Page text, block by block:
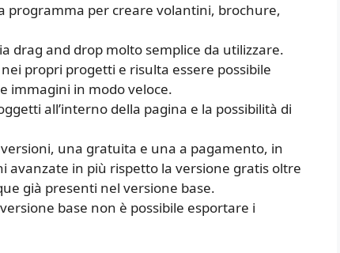
programma per creare volantini, brochure,
drag and drop molto semplice da utilizzare.
propri progetti e risulta essere possibile
immagini in modo veloce.
all’interno della pagina e la possibilità di
una gratuita e una a pagamento, in
in più rispetto la versione gratis oltre
già presenti nel versione base.
base non è possibile esportare i